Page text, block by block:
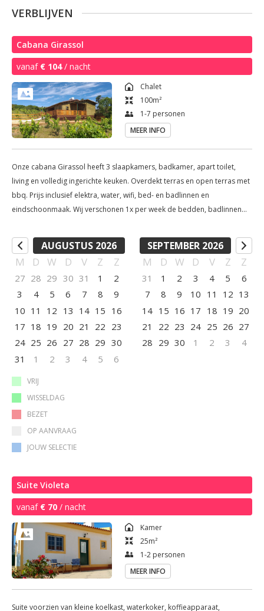
kortom een mooie uitvalbasis om het mooie Portugal te
het aangename klimaat  kunt u bijna het hele jaar genieten van
al het moois dat deze regio te bieden heeft.
VERBLIJVEN
Cabana Girassol
vanaf € 104 / nacht
Chalet
100m²
1-7 personen
MEER INFO
Onze cabana Girassol heeft 3 slaapkamers, badkamer, apart toilet,
living en volledig ingerichte keuken. Overdekt terras en open terras met
bbq. Prijs inclusief elektra, water, wifi, bed- en badlinnen en
eindschoonmaak. Wij verschonen 1x per week de bedden, badlinnen
een lekker flesje wijn voor u klaar!
AUGUSTUS 2026
M D W D V Z Z
27 28 29 30 31 1
2
3
4 5 6 7 8
9
10 11 12 13 14 15 16
17 18 19 20 21 22 23
24 25 26 27 28 29 30
31
1 2 3 4 5 6
SEPTEMBER 2026
M D W D V Z Z
31 1 2 3 4 5
6
7
8 9 10 11 12 13
14 15 16 17 18 19 20
21
22 23 24 25 26 27
28 29 30 1 2 3 4
VRIJ
WISSELDAG
BEZET
OP AANVRAAG
JOUW SELECTIE
Suite Violeta
vanaf € 70 / nacht
Kamer
25m²
1-2 personen
MEER INFO
Suite voorzien van kleine koelkast, waterkoker, koffieapparaat,